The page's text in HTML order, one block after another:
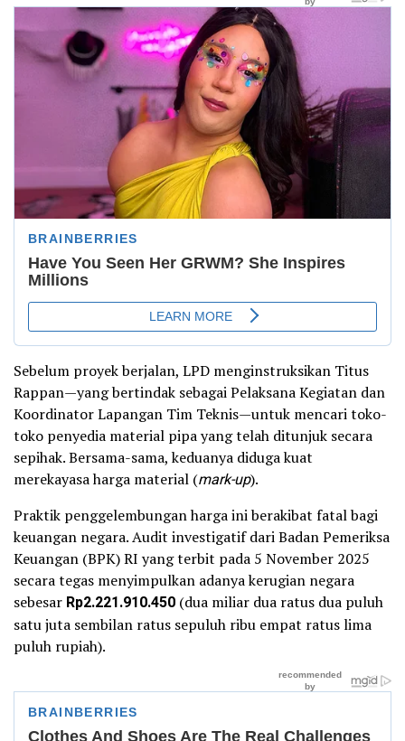
Sebelum proyek berjalan, LPD menginstruksikan Titus
Rappan—yang bertindak sebagai Pelaksana Kegiatan dan
Koordinator Lapangan Tim Teknis—untuk mencari toko-
toko penyedia material pipa yang telah ditunjuk secara
sepihak. Bersama-sama, keduanya diduga kuat
merekayasa harga material (mark-up).
Praktik penggelembungan harga ini berakibat fatal bagi
keuangan negara. Audit investigatif dari Badan Pemeriksa
Keuangan (BPK) RI yang terbit pada 5 November 2025
secara tegas menyimpulkan adanya kerugian negara
sebesar Rp2.221.910.450 (dua miliar dua ratus dua puluh
satu juta sembilan ratus sepuluh ribu empat ratus lima
puluh rupiah).